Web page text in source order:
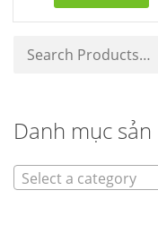
Danh mục
Select a category